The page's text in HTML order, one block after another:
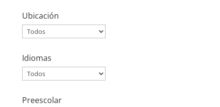
Ubicación
Idiomas
Preescolar